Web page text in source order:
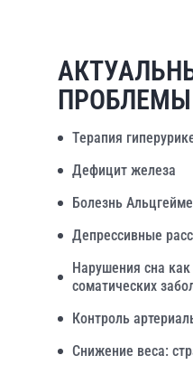
ПРОБЛЕМЫ
Терапия
Дефицит железа
Болезнь
Депрессивные
Нарушения сна
соматических
Контроль
Снижение веса: